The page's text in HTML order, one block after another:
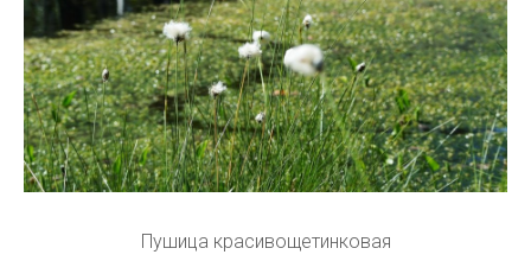
Пушица красивощетинковая